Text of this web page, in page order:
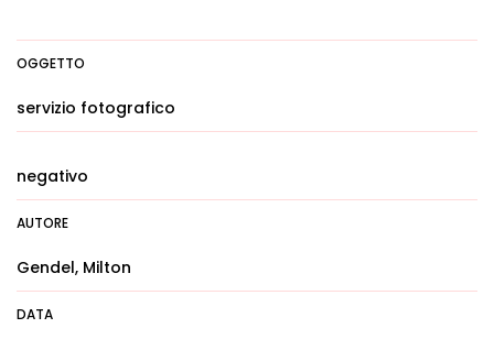
OGGETTO
servizio fotografico
negativo
AUTORE
Gendel, Milton
DATA